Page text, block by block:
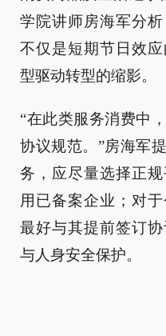
学院讲师房海军分
不仅是短期节日效
型驱动转型的缩影。
“在此类服务消费中
协议规范。”房海军
务，应尽量选择正
用已备案企业；对
最好与其提前签订
与人身安全保护。